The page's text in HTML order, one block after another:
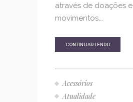
através de doações e
movimentos...
CONTINUAR LENDO
Acessórios
Atualidade